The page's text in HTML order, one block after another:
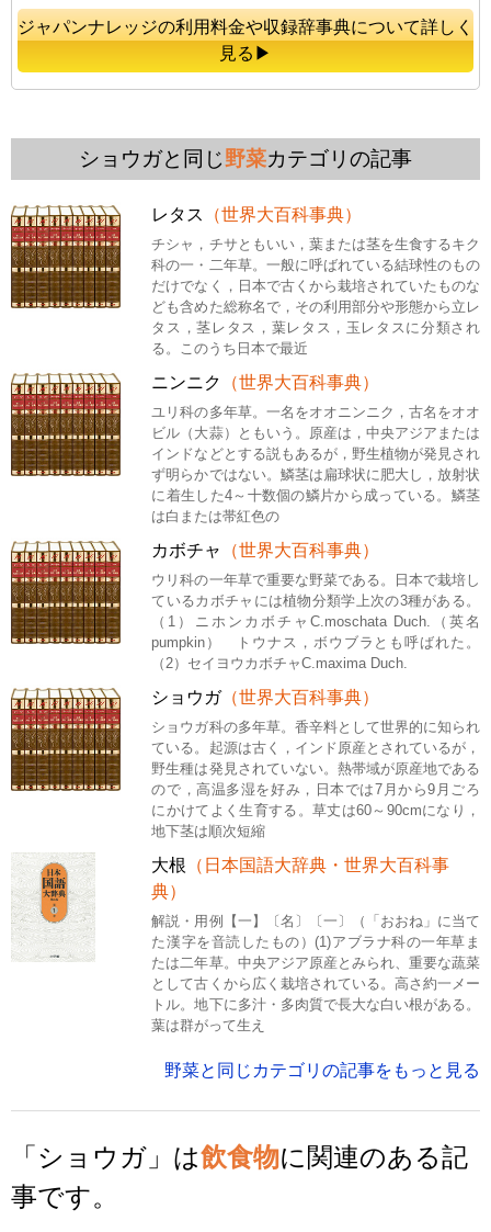
ジャパンナレッジの利用料金や収録辞事典について詳しく
見る▶
ショウガと同じ野菜カテゴリの記事
レタス （世界大百科事典）
チシャ，チサともいい，葉または茎を生食するキク
科の一・二年草。一般に呼ばれている結球性のもの
だけでなく，日本で古くから栽培されていたものな
ども含めた総称名で，その利用部分や形態から立レ
タス，茎レタス，葉レタス，玉レタスに分類され
る。このうち日本で最近
ニンニク （世界大百科事典）
ユリ科の多年草。一名をオオニンニク，古名をオオ
ビル（大蒜）ともいう。原産は，中央アジアまたは
インドなどとする説もあるが，野生植物が発見され
ず明らかではない。鱗茎は扁球状に肥大し，放射状
に着生した4～十数個の鱗片から成っている。鱗茎
は白または帯紅色の
カボチャ （世界大百科事典）
ウリ科の一年草で重要な野菜である。日本で栽培し
ているカボチャには植物分類学上次の3種がある。
（1）ニホンカボチャC.moschata Duch.（英名
pumpkin） トウナス，ボウブラとも呼ばれた。
（2）セイヨウカボチャC.maxima Duch.
ショウガ（世界大百科事典）
ショウガ科の多年草。香辛料として世界的に知られ
ている。起源は古く，インド原産とされているが，
野生種は発見されていない。熱帯域が原産地である
ので，高温多湿を好み，日本では7月から9月ごろ
にかけてよく生育する。草丈は60～90cmになり，
地下茎は順次短縮
大根 （日本国語大辞典・世界大百科事
典）
解説・用例【一】〔名〕〔一〕（「おおね」に当て
た漢字を音読したもの）(1)アブラナ科の一年草ま
たは二年草。中央アジア原産とみられ、重要な蔬菜
として古くから広く栽培されている。高さ約一メー
トル。地下に多汁・多肉質で長大な白い根がある。
葉は群がって生え
野菜と同じカテゴリの記事をもっと見る
「ショウガ」は飲食物に関連のある記
事です。